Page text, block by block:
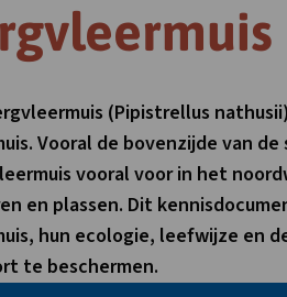
(Pipistrellus
Vooral de bovenzijde van
vooral voor in het
en plassen. Dit
hun ecologie, leefwijze en
te beschermen.